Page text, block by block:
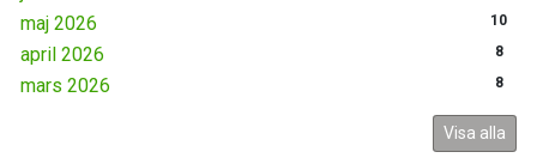
maj 2026 10
april 2026 8
mars 2026 8
Visa alla